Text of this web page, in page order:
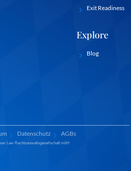
Exit Readiness
Explore
Blog
Datenschutz AGBs
Law Rechtsanwaltsgesellschaft mbH